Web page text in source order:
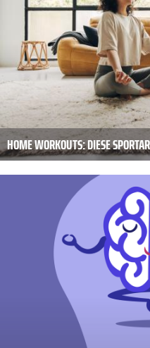
HOME WORKOUTS: DIESE